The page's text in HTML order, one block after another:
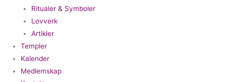
Ritualer & Symboler
Lovverk
Artikler
Templer
Kalender
Medlemskap